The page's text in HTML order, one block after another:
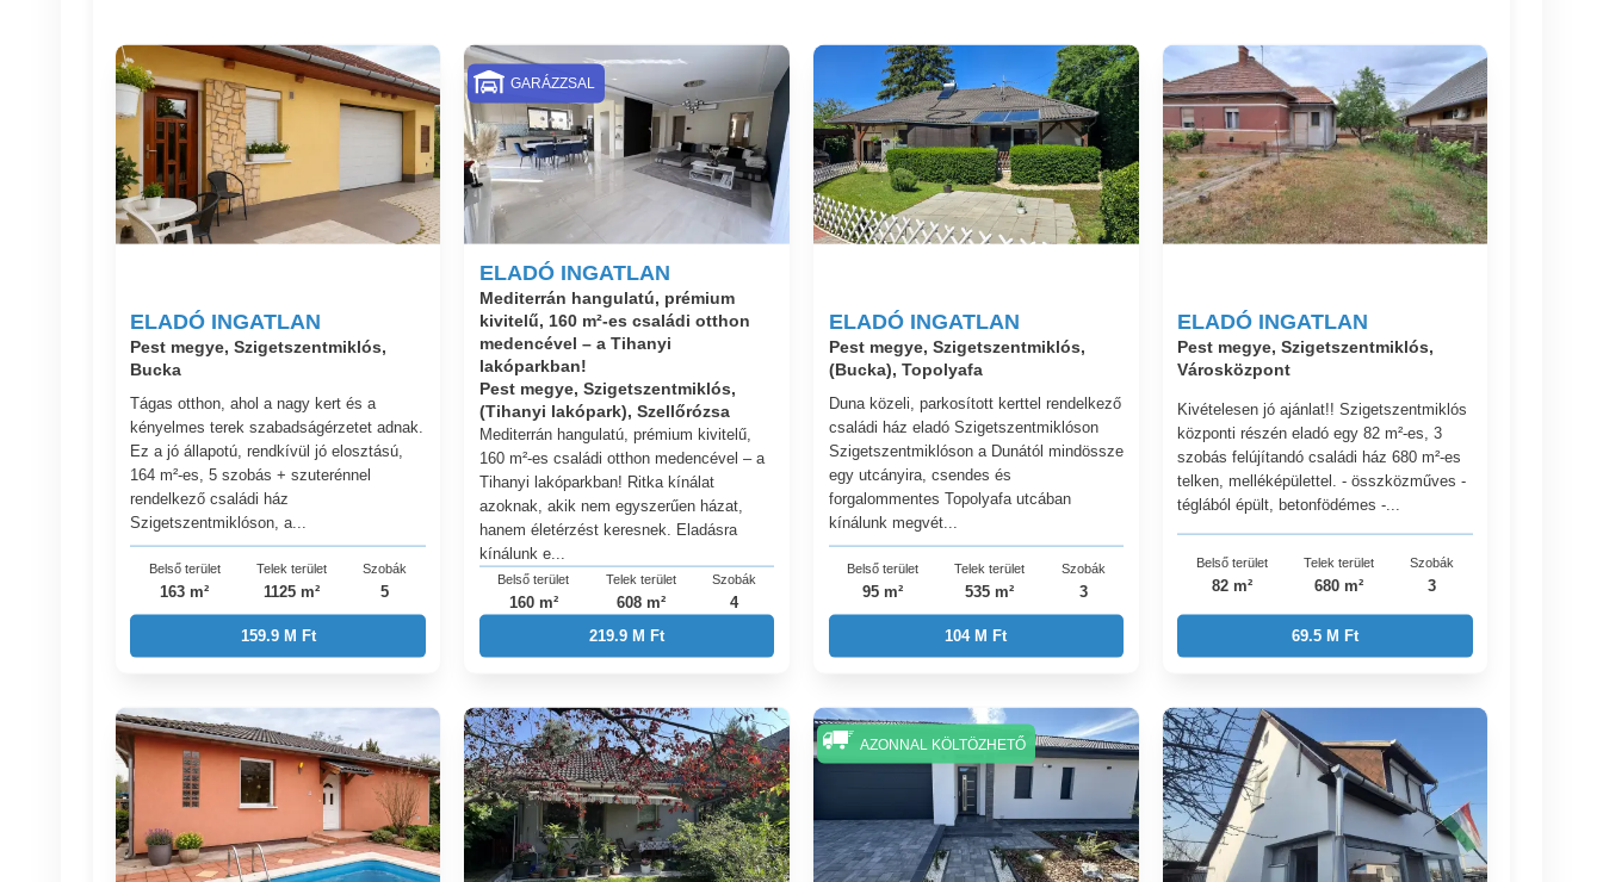
ELADÓ INGATLAN
Pest megye, Szigetszentmiklós,
Bucka
Tágas otthon, ahol a nagy kert és a
kényelmes terek szabadságérzetet adnak.
Ez a jó állapotú, rendkívül jó elosztású,
164 m²-es, 5 szobás + szuterénnel
rendelkező családi ház
Szigetszentmiklóson, a...
Belső terület
163 m²
Telek terület
1125 m²
Szobák
5
159.9 M Ft
ELADÓ INGATLAN
Mediterrán hangulatú, prémium
kivitelű, 160 m²-es családi otthon
medencével – a Tihanyi
lakóparkban!
Pest megye, Szigetszentmiklós,
(Tihanyi lakópark), Szellőrózsa
Mediterrán hangulatú, prémium kivitelű,
160 m²-es családi otthon medencével – a
Tihanyi lakóparkban! Ritka kínálat
azoknak, akik nem egyszerűen házat,
hanem életérzést keresnek. Eladásra
kínálunk e...
Belső terület
160 m²
Telek terület
608 m²
Szobák
4
219.9 M Ft
GARÁZZSAL
ELADÓ INGATLAN
Pest megye, Szigetszentmiklós,
(Bucka), Topolyafa
Duna közeli, parkosított kerttel rendelkező
családi ház eladó Szigetszentmiklóson
Szigetszentmiklóson a Dunától mindössze
egy utcányira, csendes és
forgalommentes Topolyafa utcában
kínálunk megvét...
Belső terület
95 m²
Telek terület
535 m²
Szobák
3
104 M Ft
ELADÓ INGATLAN
Pest megye, Szigetszentmiklós,
Városközpont
Kivételesen jó ajánlat!! Szigetszentmiklós
központi részén eladó egy 82 m²-es, 3
szobás felújítandó családi ház 680 m²-es
telken, melléképülettel. - összközműves -
téglából épült, betonfödémes -...
Belső terület
82 m²
Telek terület
680 m²
Szobák
3
69.5 M Ft
AZONNAL KÖLTÖZHETŐ